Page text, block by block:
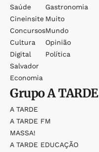
Saúde
Cineinsite
Concursos
Cultura
Digital
Salvador
Economia
Gastronomia
Muito
Mundo
Opinião
Política
GrupoA TARDE
A TARDE
A TARDE FM
MASSA!
A TARDE EDUCAÇÃO